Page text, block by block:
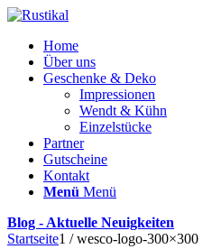
Home
Über uns
Geschenke & Deko
Impressionen
Wendt & Kühn
Einzelstücke
Partner
Gutscheine
Kontakt
Menü Menü
Blog - Aktuelle Neuigkeiten
Startseite1 / wesco-logo-300×300